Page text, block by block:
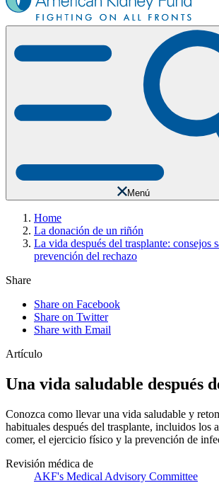
Menú
Home
La donación de un riñón
La vida después del trasplante: consejos
prevención del rechazo
Share
Share on Facebook
Share on Twitter
Share with Email
Artículo
Una vida saludable después
Conozca como llevar una vida saludable y
habituales después del trasplante, incluidos los
comer, el ejercicio físico y la prevención de
Revisión médica de
AKF's Medical Advisory Committee